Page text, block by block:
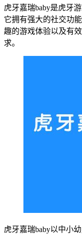
虎牙嘉瑞baby是虎牙
它拥有强大的社交功
趣的游戏体验以及有
求。
虎牙嘉瑞baby以中小